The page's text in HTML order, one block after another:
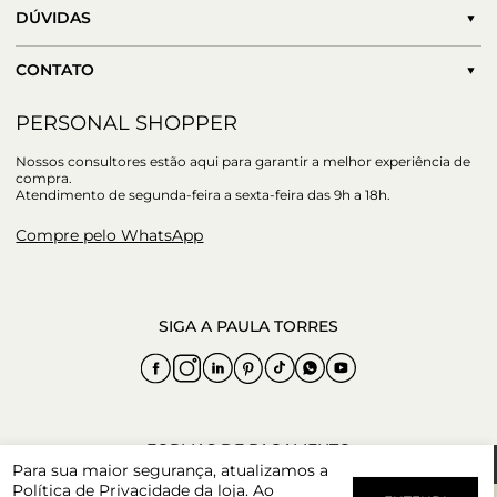
Para sua maior segurança, atualizamos a
Política de Privacidade da loja. Ao
DÚVIDAS
CONTATO
PERSONAL SHOPPER
Nossos consultores estão aqui para garantir a melhor experiência de
compra.
Atendimento de segunda-feira a sexta-feira das 9h a 18h.
Compre pelo WhatsApp